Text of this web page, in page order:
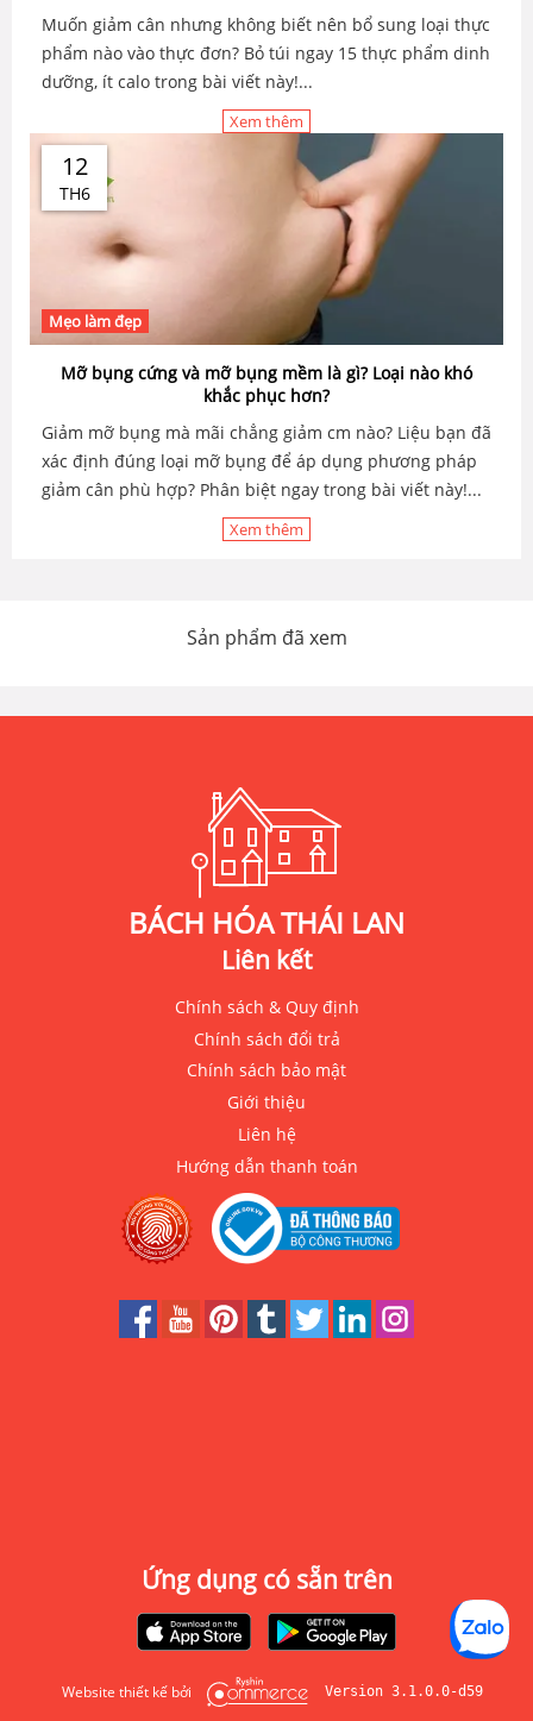
Muốn giảm cân nhưng không biết nên bổ sung loại thực
phẩm nào vào thực đơn? Bỏ túi ngay 15 thực phẩm dinh
dưỡng, ít calo trong bài viết này!...
Xem thêm
12
TH6
Mẹo làm đẹp
Mỡ bụng cứng và mỡ bụng mềm là gì? Loại nào khó
khắc phục hơn?
Giảm mỡ bụng mà mãi chẳng giảm cm nào? Liệu bạn đã
xác định đúng loại mỡ bụng để áp dụng phương pháp
giảm cân phù hợp? Phân biệt ngay trong bài viết này!...
Xem thêm
Sản phẩm đã xem
BÁCH HÓA THÁI LAN
Liên kết
Chính sách & Quy định
Chính sách đổi trả
Chính sách bảo mật
Giới thiệu
Liên hệ
Hướng dẫn thanh toán
Ứng dụng có sẵn trên
Website thiết kế bởi Version 3.1.0.0-d59